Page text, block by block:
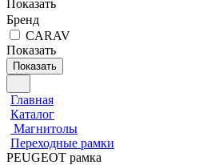
Показать
Бренд
CARAV
Показать
Показать
Главная
Каталог
Магнитолы
Переходные рамки
PEUGEOT рамка